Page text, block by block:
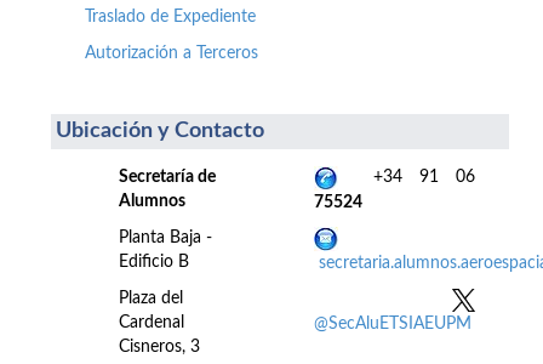
Traslado de Expediente
Autorización a Terceros
Ubicación y Contacto
Secretaría de
Alumnos
Planta Baja -
Edificio B
Plaza del
Cardenal
Cisneros, 3
+34 91 06
75524
@SecAluETSIAEUPM